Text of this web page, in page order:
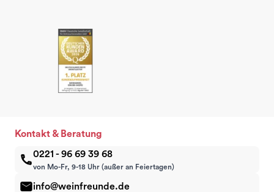
Kontakt & Beratung
0221 - 96 69 39 68
von Mo-Fr, 9-18 Uhr (außer an Feiertagen)
info@weinfreunde.de